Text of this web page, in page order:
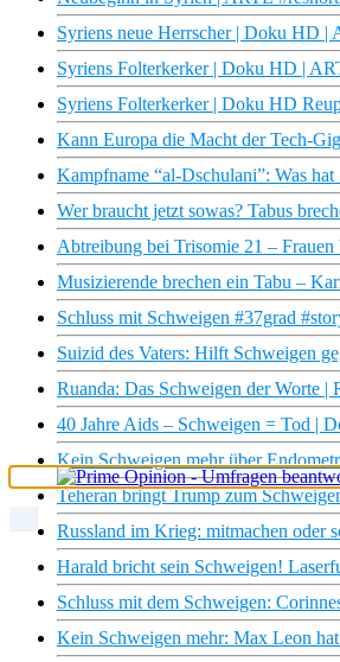
Syriens neue Herrscher | Doku HD |
Syriens Folterkerker | Doku HD |
Syriens Folterkerker | Doku HD
Kann Europa die Macht der Tech-
Kampfname “al-Dschulani”: Was
Wer braucht jetzt sowas? Tabus
Abtreibung bei Trisomie 21 – Frauen
Musizierende brechen ein Tabu –
Schluss mit Schweigen #37grad
Suizid des Vaters: Hilft Schweigen
Ruanda: Das Schweigen der Worte |
40 Jahre Aids – Schweigen = Tod |
Kein Schweigen mehr über
Teheran bringt Trump zum
Russland im Krieg: mitmachen oder
Harald bricht sein Schweigen!
Schluss mit dem Schweigen:
Kein Schweigen mehr: Max Leon